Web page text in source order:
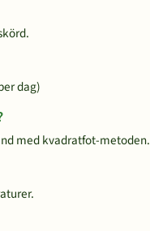
dag)
med kvadratfot-metoden.